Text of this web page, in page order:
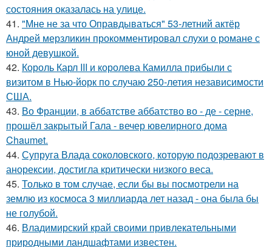
состояния оказалась на улице.
41. "Мне не за что Оправдываться" 53-летний актёр
Андрей мерзликин прокомментировал слухи о романе с
юной девушкой.
42. Король Карл III и королева Камилла прибыли с
визитом в Нью-йорк по случаю 250-летия независимости
США.
43. Во Франции, в аббатстве аббатство во - де - серне,
прошёл закрытый Гала - вечер ювелирного дома
Chaumet.
44. Супруга Влада соколовского, которую подозревают в
анорексии, достигла критически низкого веса.
45. Только в том случае, если бы вы посмотрели на
землю из космоса 3 миллиарда лет назад - она была бы
не голубой.
46. Владимирский край своими привлекательными
природными ландшафтами известен.